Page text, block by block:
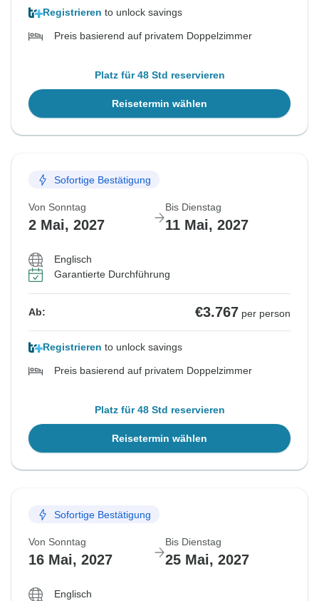
Registrieren to unlock savings
Preis basierend auf privatem Doppelzimmer
Platz für 48 Std reservieren
Reisetermin wählen
Sofortige Bestätigung
Von Sonntag
2 Mai, 2027
Bis Dienstag
11 Mai, 2027
Englisch
Garantierte Durchführung
Ab: €3.767 per person
Registrieren to unlock savings
Preis basierend auf privatem Doppelzimmer
Platz für 48 Std reservieren
Reisetermin wählen
Sofortige Bestätigung
Von Sonntag
16 Mai, 2027
Bis Dienstag
25 Mai, 2027
Englisch